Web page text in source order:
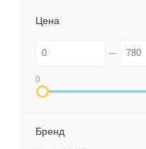
Цена
0
Бренд